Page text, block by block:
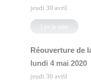
jeudi 30 avril
Lire la suite
Réouverture de
lundi 4 mai 2020
jeudi 30 avril